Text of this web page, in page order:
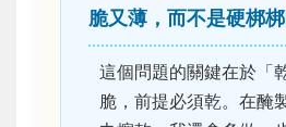
脆又薄，而不是硬梆
這個問題的關鍵在於「
脆，前提必須乾。在醃